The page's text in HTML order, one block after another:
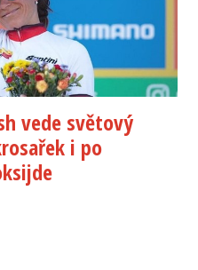
vede světový
i po